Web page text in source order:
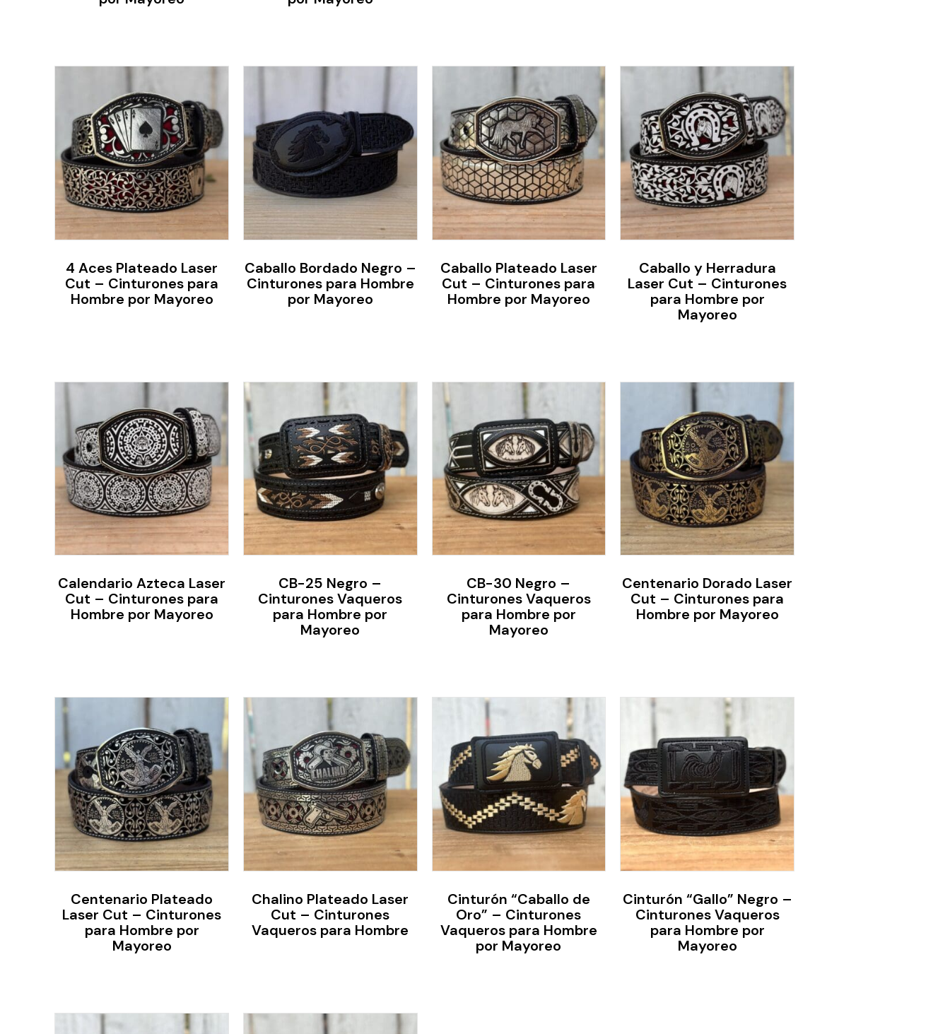
4 Aces Plateado Laser
Cut – Cinturones para
Hombre por Mayoreo
Caballo Bordado Negro –
Cinturones para Hombre
por Mayoreo
Caballo Plateado Laser
Cut – Cinturones para
Hombre por Mayoreo
Caballo y Herradura
Laser Cut – Cinturones
para Hombre por
Mayoreo
Calendario Azteca Laser
Cut – Cinturones para
Hombre por Mayoreo
CB-25 Negro –
Cinturones Vaqueros
para Hombre por
Mayoreo
CB-30 Negro –
Cinturones Vaqueros
para Hombre por
Mayoreo
Centenario Dorado Laser
Cut – Cinturones para
Hombre por Mayoreo
Centenario Plateado
Laser Cut – Cinturones
para Hombre por
Mayoreo
Chalino Plateado Laser
Cut – Cinturones
Vaqueros para Hombre
Cinturón “Caballo de
Oro” – Cinturones
Vaqueros para Hombre
por Mayoreo
Cinturón “Gallo” Negro –
Cinturones Vaqueros
para Hombre por
Mayoreo